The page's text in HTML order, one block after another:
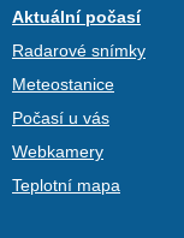
Aktuální počasí
Radarové snímky
Meteostanice
Počasí u vás
Webkamery
Teplotní mapa